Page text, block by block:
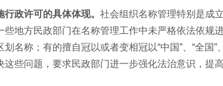
行政许可的具体体现。 社会组织名称管理特别是成
些地方民政部门在名称管理工作中未严格依法依规
名称；有的擅自冠以或者变相冠以“中国”、“全国”
这些问题，要求民政部门进一步强化法治意识，提